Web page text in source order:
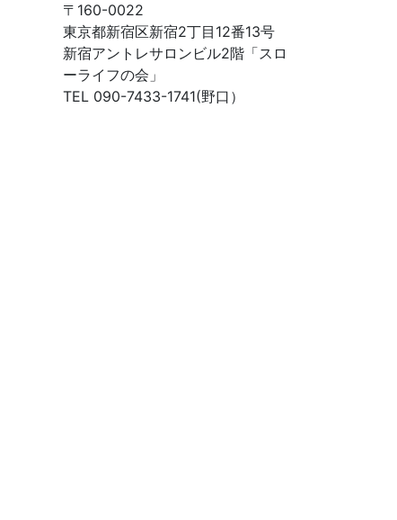
で
探
す
〒160-0022
東京都新宿区新宿2丁目12番13号
新宿アントレサロンビル2階「スロ
ーライフの会」
TEL 090-7433-1741(野口）